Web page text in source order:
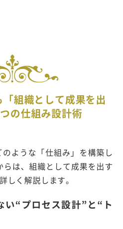
組織として成果を出
の仕組み設計術
ような「仕組み」を構築し
は、組織として成果を出す
しく解説します。
“プロセス設計”と“ト